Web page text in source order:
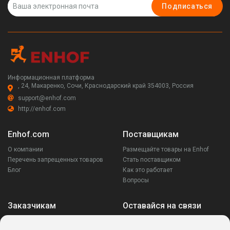
Подписаться
Информационная платформа
, 24, Макаренко, Сочи, Краснодарский край 354003, Россия
support@enhof.com
http://enhof.com
Enhof.com
О компании
Перечень запрещенных товаров
Блог
Поставщикам
Размещайте товары на Enhof
Стать поставщиком
Как это работает
Вопросы
Заказчикам Оставайся на связи